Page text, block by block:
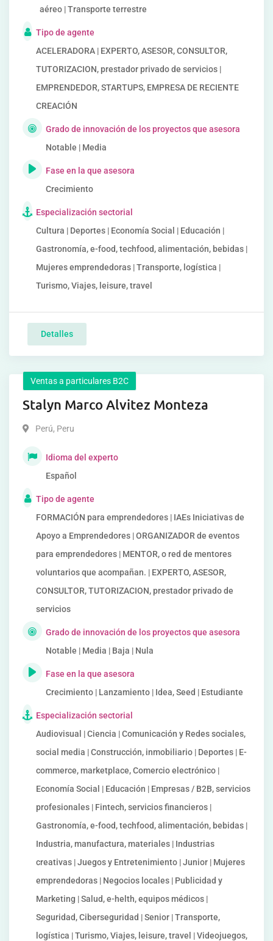
aéreo | Transporte terrestre
Tipo de agente
ACELERADORA | EXPERTO, ASESOR, CONSULTOR,
TUTORIZACION, prestador privado de servicios |
EMPRENDEDOR, STARTUPS, EMPRESA DE RECIENTE
CREACIÓN
Grado de innovación de los proyectos que asesora
Notable | Media
Fase en la que asesora
Crecimiento
Especialización sectorial
Cultura | Deportes | Economía Social | Educación |
Gastronomía, e-food, techfood, alimentación, bebidas |
Mujeres emprendedoras | Transporte, logística |
Turismo, Viajes, leisure, travel
Detalles
Ventas a particulares B2C
Stalyn Marco Alvitez Monteza
Perú, Peru
Idioma del experto
Español
Tipo de agente
FORMACIÓN para emprendedores | IAEs Iniciativas de
Apoyo a Emprendedores | ORGANIZADOR de eventos
para emprendedores | MENTOR, o red de mentores
voluntarios que acompañan. | EXPERTO, ASESOR,
CONSULTOR, TUTORIZACION, prestador privado de
servicios
Grado de innovación de los proyectos que asesora
Notable | Media | Baja | Nula
Fase en la que asesora
Crecimiento | Lanzamiento | Idea, Seed | Estudiante
Especialización sectorial
Audiovisual | Ciencia | Comunicación y Redes sociales,
social media | Construcción, inmobiliario | Deportes | E-
commerce, marketplace, Comercio electrónico |
Economía Social | Educación | Empresas / B2B, servicios
profesionales | Fintech, servicios financieros |
Gastronomía, e-food, techfood, alimentación, bebidas |
Industria, manufactura, materiales | Industrias
creativas | Juegos y Entretenimiento | Junior | Mujeres
emprendedoras | Negocios locales | Publicidad y
Marketing | Salud, e-helth, equipos médicos |
Seguridad, Ciberseguridad | Senior | Transporte,
logística | Turismo, Viajes, leisure, travel | Videojuegos,